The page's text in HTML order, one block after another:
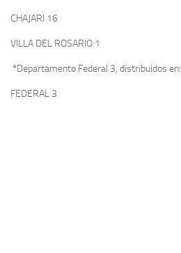
CHAJARI 16
VILLA DEL ROSARIO 1
*Departamento Federal 3, distribuidos en:
FEDERAL 3